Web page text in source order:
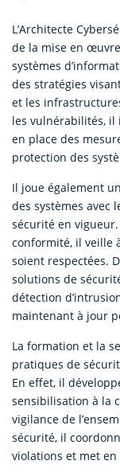
L’Architecte
de la mise en
systèmes
des stratégies
et les
les vulnérabilités, il
en place des
protection des
Il joue également
des systèmes avec
sécurité en
conformité, il veille
soient respectées.
solutions de
détection
maintenant à jour
La formation et la
pratiques de
En effet, il
sensibilisation à la
vigilance de
sécurité, il
violations et met en